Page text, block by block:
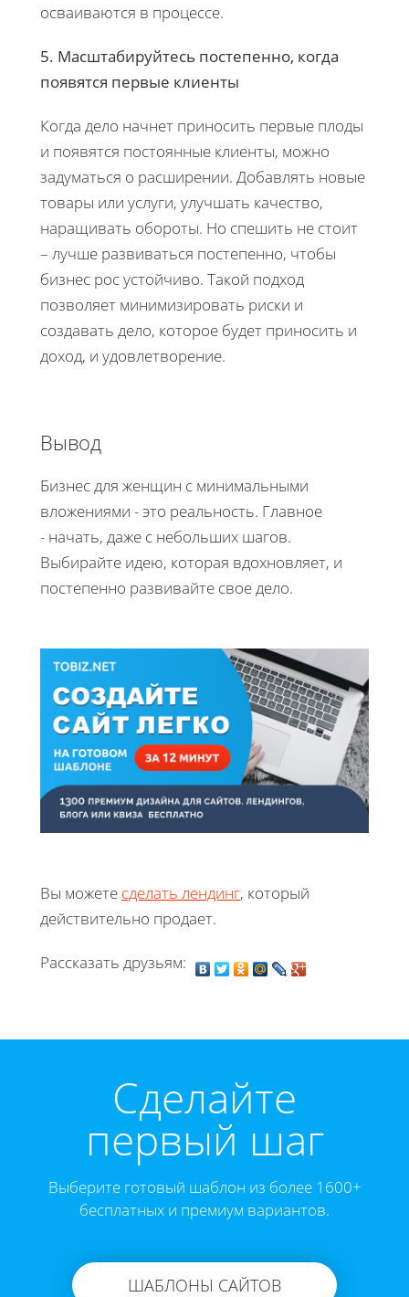
осваиваются в процессе.
5. Масштабируйтесь постепенно, когда
появятся первые клиенты
Когда дело начнет приносить первые плоды
и появятся постоянные клиенты, можно
задуматься о расширении. Добавлять новые
товары или услуги, улучшать качество,
наращивать обороты. Но спешить не стоит
– лучше развиваться постепенно, чтобы
бизнес рос устойчиво. Такой подход
позволяет минимизировать риски и
создавать дело, которое будет приносить и
доход, и удовлетворение.
Вывод
Бизнес для женщин с минимальными
вложениями - это реальность. Главное
- начать, даже с небольших шагов.
Выбирайте идею, которая вдохновляет, и
постепенно развивайте свое дело.
Вы можете сделать лендинг, который
действительно продает.
Рассказать друзьям:
Cделайте
первый шаг
Выберите готовый шаблон из более 1600+
бесплатных и премиум вариантов.
ШАБЛОНЫ САЙТОВ